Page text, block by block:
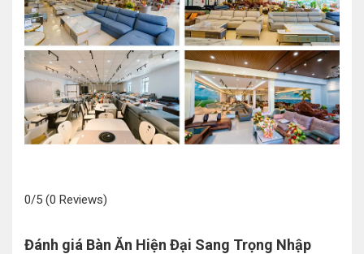
0/5 (0 Reviews)
Đánh giá Bàn Ăn Hiện Đại Sang Trọng Nhập